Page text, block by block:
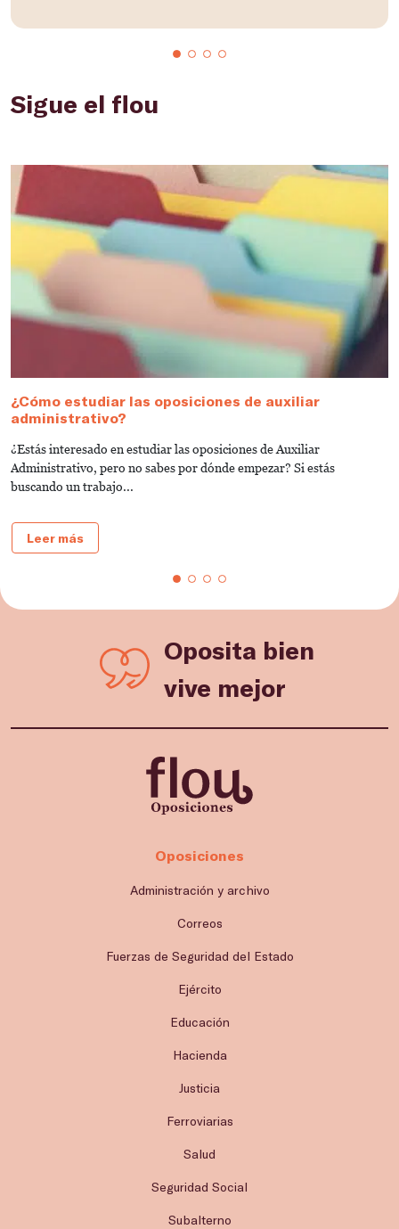
Sigue el flou
¿Cómo estudiar las oposiciones de auxiliar
administrativo?
¿Estás interesado en estudiar las oposiciones de Auxiliar
Administrativo, pero no sabes por dónde empezar? Si estás
buscando un trabajo...
Leer más
Oposita bien
vive mejor
Oposiciones
Administración y archivo
Correos
Fuerzas de Seguridad del Estado
Ejército
Educación
Hacienda
Justicia
Ferroviarias
Salud
Seguridad Social
Subalterno